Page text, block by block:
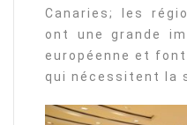
Canaries; les
ont une grande
européenne et
qui nécessitent la